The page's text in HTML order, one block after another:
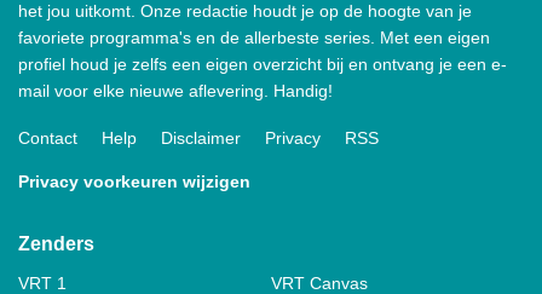
het jou uitkomt. Onze redactie houdt je op de hoogte van je
favoriete programma's en de allerbeste series. Met een eigen
profiel houd je zelfs een eigen overzicht bij en ontvang je een e-
mail voor elke nieuwe aflevering. Handig!
Contact Help Disclaimer Privacy RSS
Privacy voorkeuren wijzigen
Zenders
VRT 1
VRT Canvas